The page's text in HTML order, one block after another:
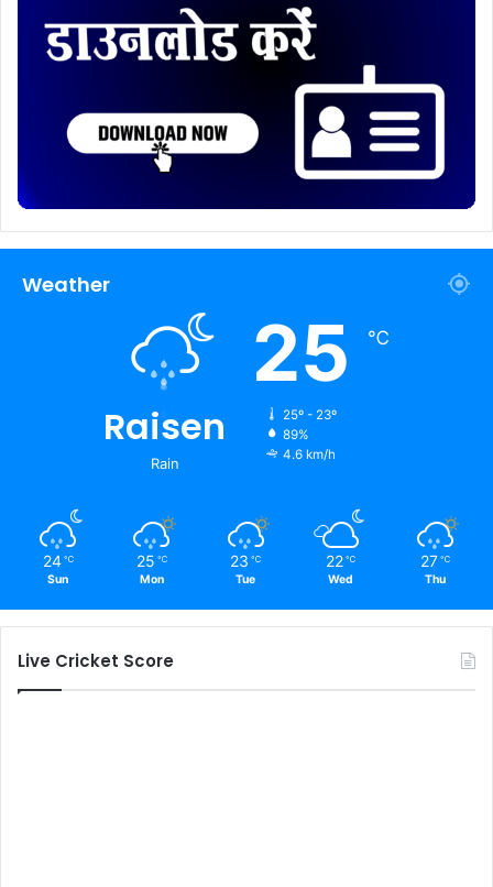
Weather
Raisen
Rain
25 ℃
25º - 23º
89%
4.6 km/h
24 ℃
Sun
25 ℃
Mon
23 ℃
Tue
22 ℃
Wed
27 ℃
Thu
Live Cricket Score